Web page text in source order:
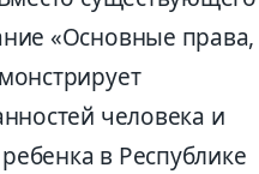
«Основные права,
человека и
в Республике